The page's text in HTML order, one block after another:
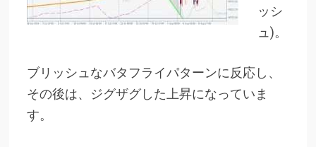
ッシ
ュ)。
ブリッシュなバタフライパターンに反応し、
その後は、ジグザグした上昇になっていま
す。